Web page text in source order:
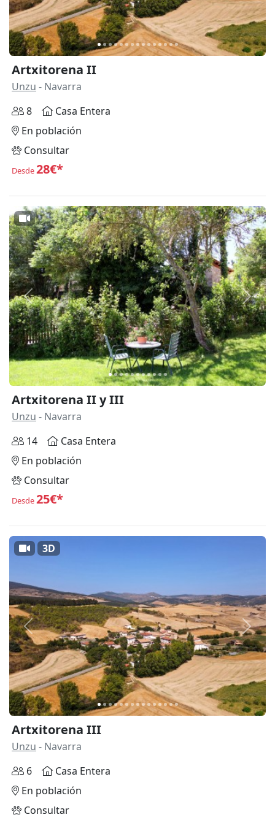
Artxitorena II
Unzu - Navarra
8
Casa Entera
En población
Consultar
Desde28€*
Anterior
Artxitorena II y III
Unzu - Navarra
14
Casa Entera
En población
Consultar
Desde25€*
Anterior
3D
Artxitorena III
Unzu - Navarra
6
Casa Entera
En población
Consultar